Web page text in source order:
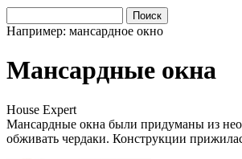
Например: мансардное окно
Мансардные окна
House Expert
Мансардные окна были придуманы из
обживать чердаки. Конструкции